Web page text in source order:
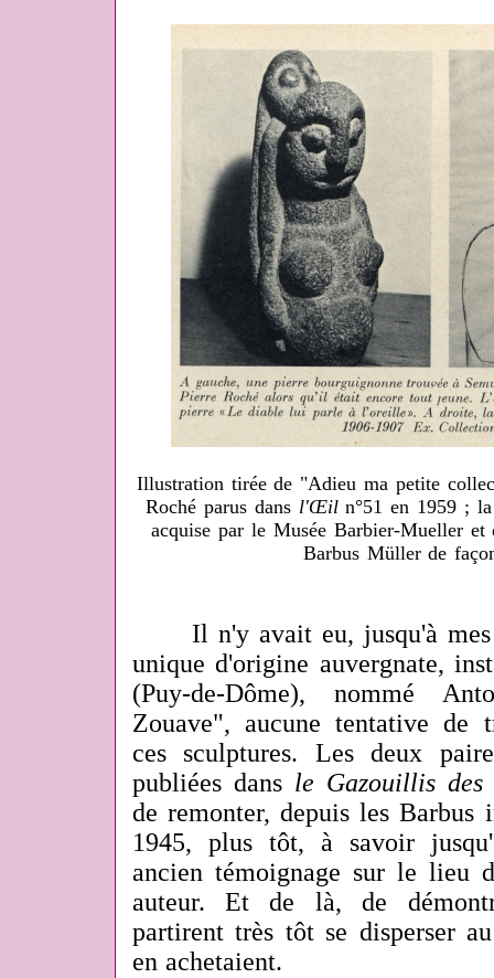
Illustration tirée de "Adieu ma petite
Roché parus dans l'Œiln°51 en 1959 ; la
acquise par le Musée Barbier-Mueller et
Barbus Müller de
Il n'y avait eu, jusqu'à mes
unique d'origine auvergnate,
(Puy-de-Dôme), nommé
Zouave", aucune tentative de
ces sculptures. Les deux
publiées dans le Gazouillis des
de remonter, depuis les Barbus
1945, plus tôt, à savoir
ancien témoignage sur le lieu
auteur. Et de là, de
partirent très tôt se disperser
en achetaient.